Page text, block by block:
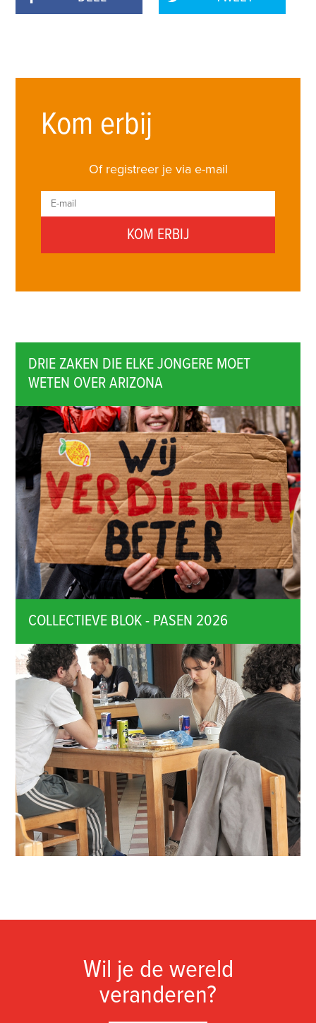
Kom erbij
Of registreer je via e-mail
DRIE ZAKEN DIE ELKE JONGERE MOET
WETEN OVER ARIZONA
COLLECTIEVE BLOK - PASEN 2026
Wil je de wereld
veranderen?